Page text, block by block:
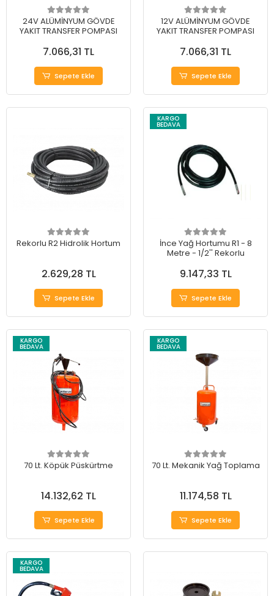
24V ALÜMİNYUM GÖVDE
YAKIT TRANSFER POMPASI
7.066,31 TL
Sepete Ekle
12V ALÜMİNYUM GÖVDE
YAKIT TRANSFER POMPASI
7.066,31 TL
Sepete Ekle
Rekorlu R2 Hidrolik Hortum
2.629,28 TL
Sepete Ekle
KARGO
BEDAVA
İnce Yağ Hortumu R1 - 8
Metre - 1/2'' Rekorlu
9.147,33 TL
Sepete Ekle
KARGO
BEDAVA
70 Lt. Köpük Püskürtme
14.132,62 TL
Sepete Ekle
KARGO
BEDAVA
70 Lt. Mekanik Yağ Toplama
11.174,58 TL
Sepete Ekle
KARGO
BEDAVA